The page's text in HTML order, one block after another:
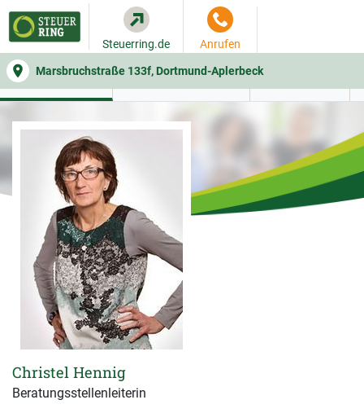
Marsbruchstraße 133f, Dortmund-Aplerbeck
Steuerring.de Anrufen
WER SIE BERÄT BEITRAGSRECHNER LEISTUNGEN
Christel Hennig
Beratungsstellenleiterin